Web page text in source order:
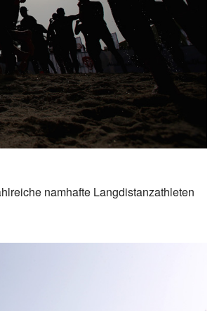
namhafte Langdistanzathleten